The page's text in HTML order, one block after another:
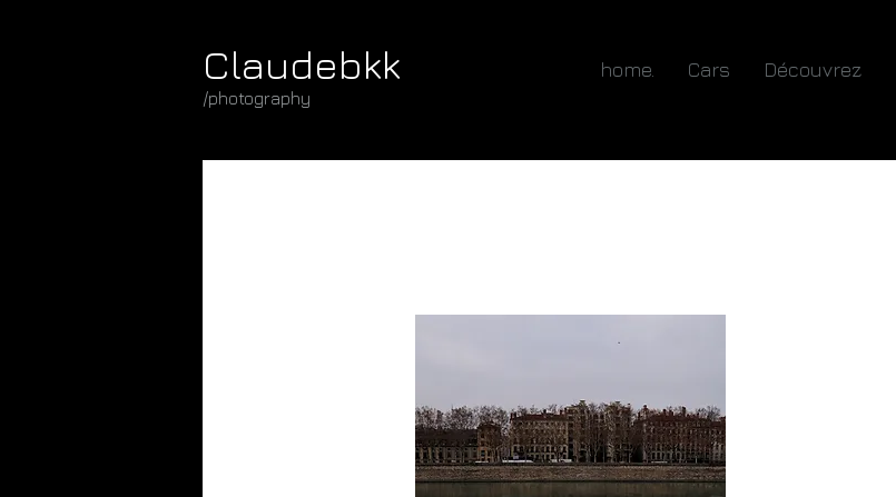
Claudebkk
/photography
home. Cars Découvrez